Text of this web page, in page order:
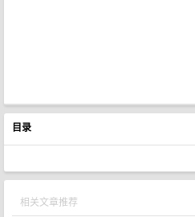
目录
相关文章推荐